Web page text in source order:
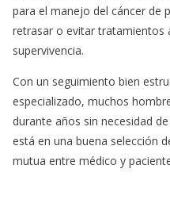
para el manejo del cáncer de
retrasar o evitar tratamientos
supervivencia.
Con un seguimiento bien
especializado, muchos
durante años sin necesidad
está en una buena selección
mutua entre médico y